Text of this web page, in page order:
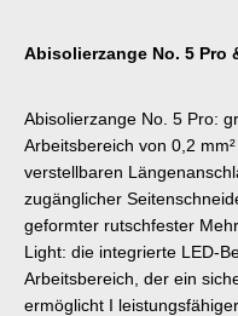
Abisolierzange No. 5 Pro
Abisolierzange No. 5 Pro:
Arbeitsbereich von 0,2
verstellbaren
zugänglicher
geformter rutschfester
Light: die integrierte LED-
Arbeitsbereich, der ein
ermöglicht I